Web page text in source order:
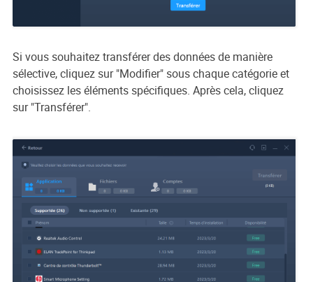
Si vous souhaitez transférer des données de manière
sélective, cliquez sur "Modifier" sous chaque catégorie et
choisissez les éléments spécifiques. Après cela, cliquez
sur "Transférer".